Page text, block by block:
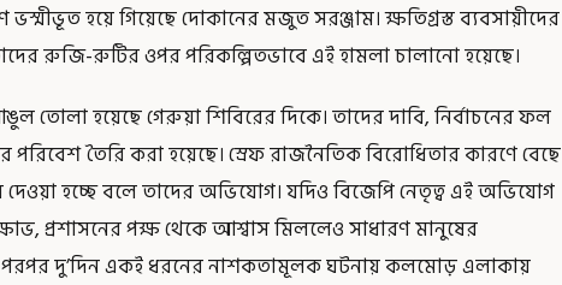
হয়ে গিয়েছে দোকানের মজুত সরঞ্জাম। ক্ষতিগ্রস্ত ব্যবসায়ীদের
রুজি-রুটির ওপর পরিকল্পিতভাবে এই হামলা চালানো হয়েছে।
তোলা হয়েছে গেরুয়া শিবিরের দিকে। তাদের দাবি, নির্বাচনের ফল
তৈরি করা হয়েছে। স্রেফ রাজনৈতিক বিরোধিতার কারণে বেছে
হচ্ছে বলে তাদের অভিযোগ। যদিও বিজেপি নেতৃত্ব এই অভিযোগ
প্রশাসনের পক্ষ থেকে আশ্বাস মিললেও সাধারণ মানুষের
পরপর দু’দিন একই ধরনের নাশকতামূলক ঘটনায় কলমোড় এলাকায়